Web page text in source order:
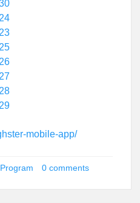
mobile-app/
0 comments